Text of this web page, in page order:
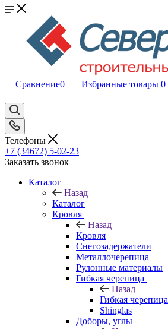
Сравнение0 Избранные товары 0
Телефоны
+7 (34672) 5-02-23
Заказать звонок
Каталог
Назад
Каталог
Кровля
Назад
Кровля
Снегозадержатели
Металлочерепица
Рулонные материалы
Гибкая черепица
Назад
Гибкая черепица
Shinglas
Доборы, углы